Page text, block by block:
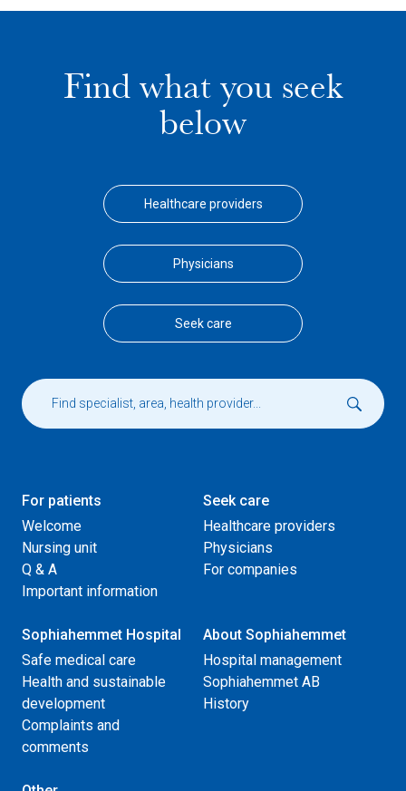
Find what you seek
below
Healthcare providers
Physicians
Seek care
For patients
Welcome
Nursing unit
Q & A
Important information
Seek care
Healthcare providers
Physicians
For companies
Sophiahemmet Hospital
Safe medical care
Health and sustainable
development
Complaints and
comments
About Sophiahemmet
Hospital management
Sophiahemmet AB
History